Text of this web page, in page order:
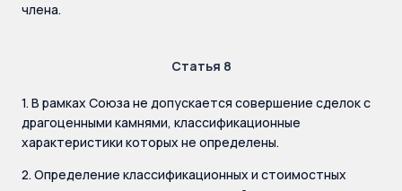
члена.
Статья 8
1. В рамках Союза не допускается совершение сделок с
драгоценными камнями, классификационные
характеристики которых не определены.
2. Определение классификационных и стоимостных